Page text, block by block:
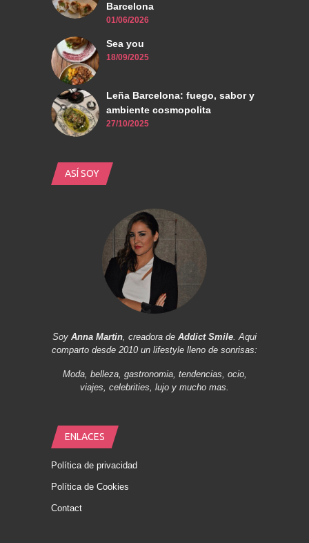
Barcelona
01/06/2026
Sea you
18/09/2025
Leña Barcelona: fuego, sabor y
ambiente cosmopolita
27/10/2025
ASÍ SOY
Soy Anna Martin, creadora de Addict Smile. Aqui
comparto desde 2010 un lifestyle lleno de sonrisas:
Moda, belleza, gastronomia, tendencias, ocio,
viajes, celebrities, lujo y mucho mas.
ENLACES
Política de privacidad
Política de Cookies
Contact